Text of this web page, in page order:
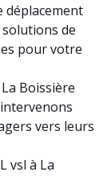
déplacement
solutions de
pour votre
Boissière
vers leurs
vsl à La